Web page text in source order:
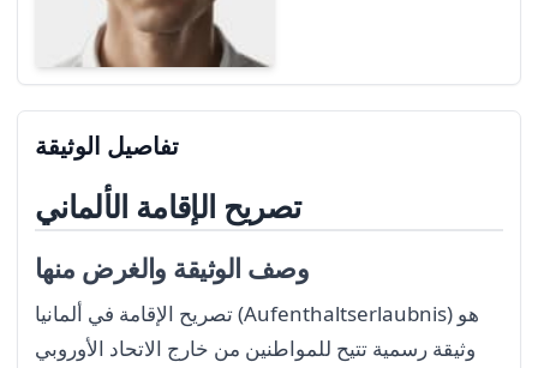
تفاصيل الوثيقة
تصريح الإقامة الألماني
وصف الوثيقة والغرض منها
تصريح الإقامة في ألمانيا (Aufenthaltserlaubnis) هو
وثيقة رسمية تتيح للمواطنين من خارج الاتحاد الأوروبي